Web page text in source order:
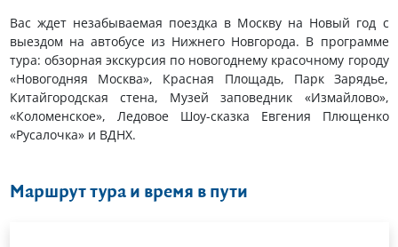
Вас ждет незабываемая поездка в Москву на Новый год с
выездом на автобусе из Нижнего Новгорода. В программе
тура: обзорная экскурсия по новогоднему красочному городу
«Новогодняя Москва», Красная Площадь, Парк Зарядье,
Китайгородская стена, Музей заповедник «Измайлово»,
«Коломенское», Ледовое Шоу-сказка Евгения Плющенко
«Русалочка» и ВДНХ.
Маршрут тура и время в пути